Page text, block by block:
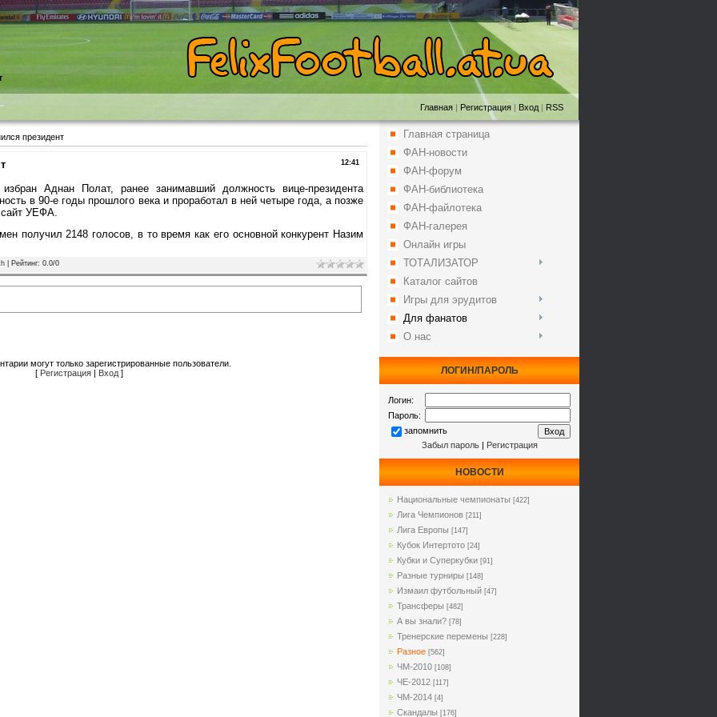
Главная | Регистрация | Вход | RSS
президент
12:41
Аднан Полат, ранее занимавший должность вице-президента
в 90-е годы прошлого века и проработал в ней четыре года, а позже
УЕФА.
получил 2148 голосов, в то время как его основной конкурент Назим
Рейтинг: 0.0/0
могут только зарегистрированные пользователи.
[ Регистрация | Вход ]
Главная страница
ФАН-новости
ФАН-форум
ФАН-библиотека
ФАН-файлотека
ФАН-галерея
Онлайн игры
ТОТАЛИЗАТОР
Каталог сайтов
Игры для эрудитов
Для фанатов
О нас
ЛОГИН/ПАРОЛЬ
Логин:
Пароль:
запомнить
Забыл пароль| Регистрация
НОВОСТИ
Национальные чемпионаты [422]
Лига Чемпионов [211]
Лига Европы [147]
Кубок Интертото [24]
Кубки и Суперкубки [91]
Разные турниры [148]
Измаил футбольный [47]
Трансферы [482]
А вы знали? [78]
Тренерские перемены [228]
Разное [562]
ЧМ-2010 [108]
ЧЕ-2012 [117]
ЧМ-2014 [4]
Cкандалы [176]